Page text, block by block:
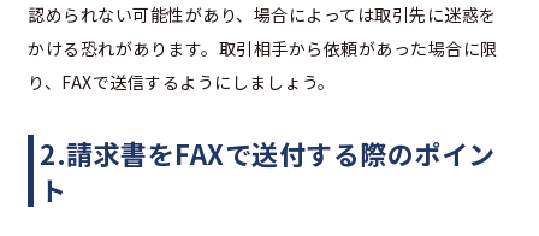
認められない可能性があり、場合によっては取引先に迷惑を
かける恐れがあります。取引相手から依頼があった場合に限
り、FAXで送信するようにしましょう。
2.請求書をFAXで送付する際のポイン
ト